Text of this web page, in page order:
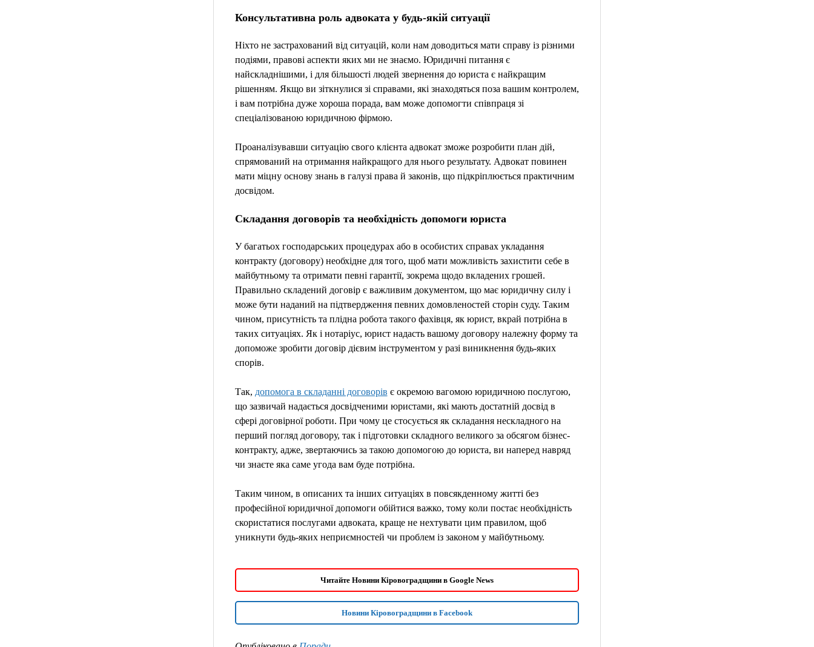
Консультативна роль адвоката у будь-якій ситуації
Ніхто не застрахований від ситуацій, коли нам доводиться мати справу із різними
подіями, правові аспекти яких ми не знаємо. Юридичні питання є
найскладнішими, і для більшості людей звернення до юриста є найкращим
рішенням. Якщо ви зіткнулися зі справами, які знаходяться поза вашим контролем,
і вам потрібна дуже хороша порада, вам може допомогти співпраця зі
спеціалізованою юридичною фірмою.
Проаналізувавши ситуацію свого клієнта адвокат зможе розробити план дій,
спрямований на отримання найкращого для нього результату. Адвокат повинен
мати міцну основу знань в галузі права й законів, що підкріплюється практичним
досвідом.
Складання договорів та необхідність допомоги юриста
У багатьох господарських процедурах або в особистих справах укладання
контракту (договору) необхідне для того, щоб мати можливість захистити себе в
майбутньому та отримати певні гарантії, зокрема щодо вкладених грошей.
Правильно складений договір є важливим документом, що має юридичну силу і
може бути наданий на підтвердження певних домовленостей сторін суду. Таким
чином, присутність та плідна робота такого фахівця, як юрист, вкрай потрібна в
таких ситуаціях. Як і нотаріус, юрист надасть вашому договору належну форму та
допоможе зробити договір дієвим інструментом у разі виникнення будь-яких
спорів.
Так, допомога в складанні договорів є окремою вагомою юридичною послугою,
що зазвичай надається досвідченими юристами, які мають достатній досвід в
сфері договірної роботи. При чому це стосується як складання нескладного на
перший погляд договору, так і підготовки складного великого за обсягом бізнес-
контракту, адже, звертаючись за такою допомогою до юриста, ви наперед навряд
чи знаєте яка саме угода вам буде потрібна.
Таким чином, в описаних та інших ситуаціях в повсякденному житті без
професійної юридичної допомоги обійтися важко, тому коли постає необхідність
скористатися послугами адвоката, краще не нехтувати цим правилом, щоб
уникнути будь-яких неприємностей чи проблем із законом у майбутньому.
Читайте Новини Кіровоградщини в Google News
Новини Кіровоградщини в Facebook